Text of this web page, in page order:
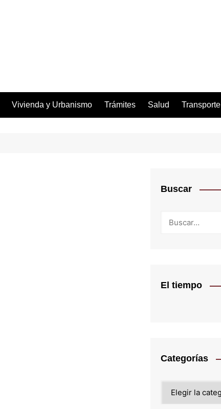
Vivienda y Urbanismo Trámites Salud Transporte
Buscar
El tiempo
Categorías